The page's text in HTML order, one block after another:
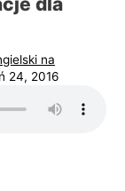
na
24, 2016